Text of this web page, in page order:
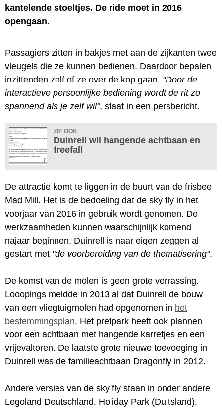
kantelende stoeltjes. De ride moet in 2016
opengaan.
Passagiers zitten in bakjes met aan de zijkanten twee
vleugels die ze kunnen bedienen. Daardoor bepalen
inzittenden zelf of ze over de kop gaan. "Door de
interactieve persoonlijke bediening wordt de rit zo
spannend als je zelf wil", staat in een persbericht.
ZIE OOK
Duinrell wil hangende achtbaan en
freefall
De attractie komt te liggen in de buurt van de frisbee
Mad Mill. Het is de bedoeling dat de sky fly in het
voorjaar van 2016 in gebruik wordt genomen. De
werkzaamheden kunnen waarschijnlijk komend
najaar beginnen. Duinrell is naar eigen zeggen al
gestart met "de voorbereiding van de thematisering".
De komst van de molen is geen grote verrassing.
Looopings meldde in 2013 al dat Duinrell de bouw
van een vliegtuigmolen had opgenomen in het
bestemmingsplan. Het pretpark heeft ook plannen
voor een achtbaan met hangende karretjes en een
vrijevaltoren. De laatste grote nieuwe toevoeging in
Duinrell was de familieachtbaan Dragonfly in 2012.
Andere versies van de sky fly staan in onder andere
Legoland Deutschland, Holiday Park (Duitsland),